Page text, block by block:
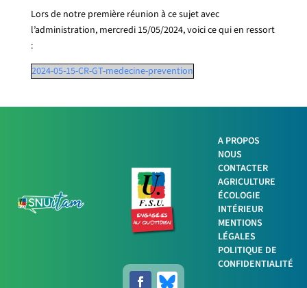
Lors de notre première réunion à ce sujet avec
l’administration, mercredi 15/05/2024, voici ce qui en ressort
:
2024-05-15-CR-GT-medecine-prevention
A PROPOS
NOUS
CONTACTER
AGRICULTURE
ÉCOLOGIE
INTÉRIEUR
MENTIONS
LÉGALES
POLITIQUE DE
CONFIDENTIALITÉ
Facebook
Twitter
LinkedIn
Imprimer